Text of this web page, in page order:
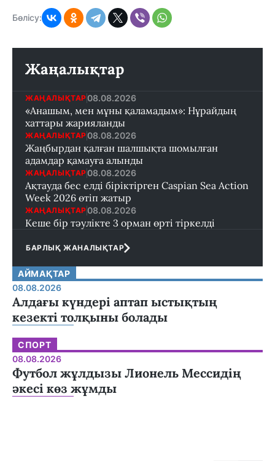
Бөлісу:
Жаңалықтар
ЖАҢАЛЫҚТАР 08.08.2026
«Анашым, мен мұны қаламадым»: Нұрайдың
хаттары жарияланды
ЖАҢАЛЫҚТАР 08.08.2026
Жаңбырдан қалған шалшықта шомылған
адамдар қамауға алынды
ЖАҢАЛЫҚТАР 08.08.2026
Ақтауда бес елді біріктірген Caspian Sea Action
Week 2026 өтіп жатыр
ЖАҢАЛЫҚТАР 08.08.2026
Кеше бір тәулікте 3 орман өрті тіркелді
БАРЛЫҚ ЖАНАЛЫҚТАР
АЙМАҚТАР
08.08.2026
Алдағы күндері аптап ыстықтың
кезекті толқыны болады
СПОРТ
08.08.2026
Футбол жұлдызы Лионель Мессидің
әкесі көз жұмды